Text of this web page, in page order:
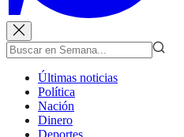
Últimas noticias
Política
Nación
Dinero